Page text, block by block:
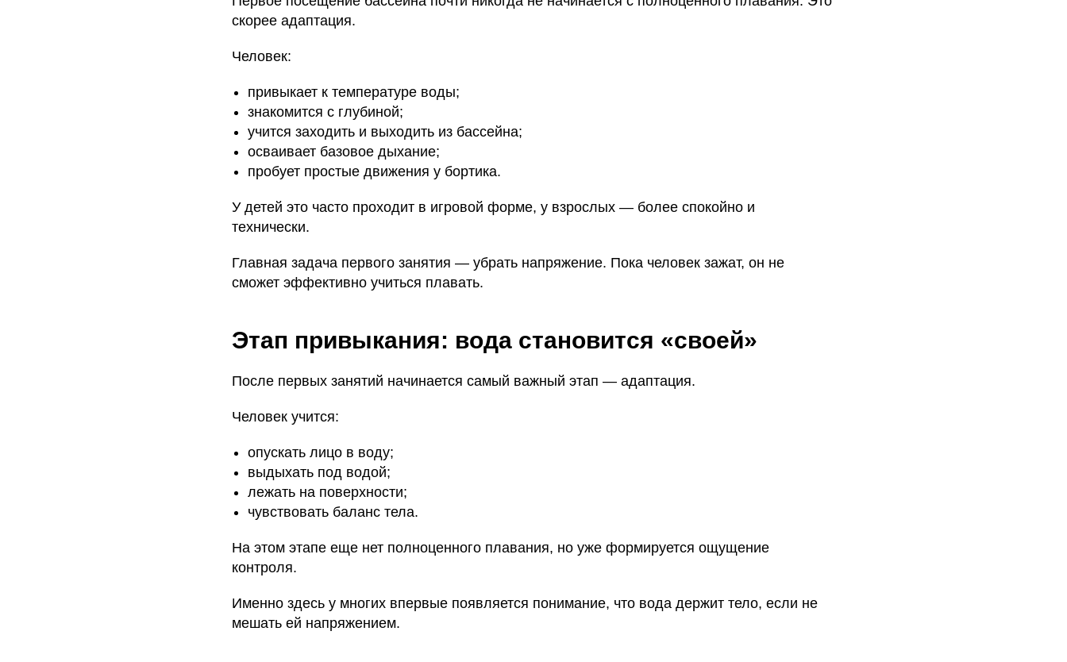
скорее адаптация.
Человек:
привыкает к температуре воды;
знакомится с глубиной;
учится заходить и выходить из бассейна;
осваивает базовое дыхание;
пробует простые движения у бортика.
У детей это часто проходит в игровой форме, у взрослых — более спокойно и
технически.
Главная задача первого занятия — убрать напряжение. Пока человек зажат, он не
сможет эффективно учиться плавать.
Этап привыкания: вода становится «своей»
После первых занятий начинается самый важный этап — адаптация.
Человек учится:
опускать лицо в воду;
выдыхать под водой;
лежать на поверхности;
чувствовать баланс тела.
На этом этапе еще нет полноценного плавания, но уже формируется ощущение
контроля.
Именно здесь у многих впервые появляется понимание, что вода держит тело, если не
мешать ей напряжением.